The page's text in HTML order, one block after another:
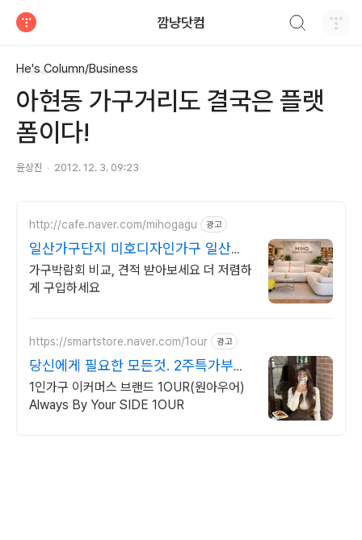
깜냥닷컴
He's Column/Business
아현동 가구거리도 결국은 플랫
폼이다!
윤상진 2012. 12. 3. 09:23
http://cafe.naver.com/mihogagu 광고
일산가구단지 미호디자인가구 일산가
구단지 미호디자인가구
가구박람회 비교, 견적 받아보세요 더 저렴하
게 구입하세요
https://smartstore.naver.com/1our 광고
당신에게 필요한 모든것. 2주특가부터
이달의특가 할인
1인가구 이커머스 브랜드 1OUR(원아우어)
Always By Your SIDE 1OUR